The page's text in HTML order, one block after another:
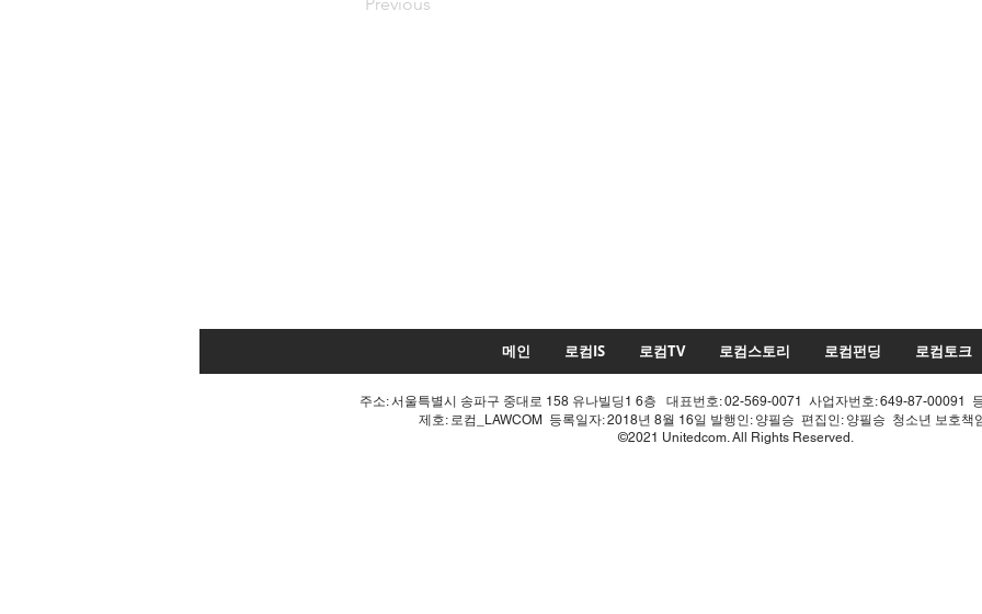
메인 로컴IS 로컴TV 로컴스토리 로컴펀딩 로컴토크
주소: 서울특별시 송파구 중대로 158 유나빌딩1 6층 대표번호: 02-569-0071 사업자번호: 649-87-00091
제호: 로컴_LAWCOM 등록일자: 2018년 8월 16일 발행인: 양필승 편집인: 양필승 청소년 보호
©2021 Unitedcom. All Rights Reserved.